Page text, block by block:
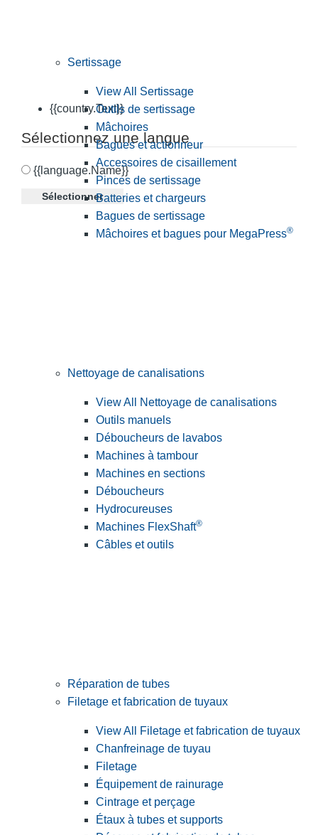
{{country.Text}}
Sélectionnez une langue
{{language.Name}}
Sélectionner
Sertissage
View All Sertissage
Outils de sertissage
Mâchoires
Bagues et actionneur
Accessoires de cisaillement
Pinces de sertissage
Batteries et chargeurs
Bagues de sertissage
Mâchoires et bagues pour MegaPress®
Nettoyage de canalisations
View All Nettoyage de canalisations
Outils manuels
Déboucheurs de lavabos
Machines à tambour
Machines en sections
Déboucheurs
Hydrocureuses
Machines FlexShaft®
Câbles et outils
Réparation de tubes
Filetage et fabrication de tuyaux
View All Filetage et fabrication de tuyaux
Chanfreinage de tuyau
Filetage
Équipement de rainurage
Cintrage et perçage
Étaux à tubes et supports